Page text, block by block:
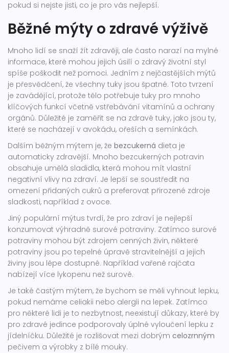
pokud si nejste jisti, co je pro vás nejlepší.
Běžné mýty o zdravé výživě
Mnoho lidí se snaží žít zdravěji, ale často narazí na mylné
informace, které mohou jejich úsilí o zdravý životní styl
spíše poškodit než pomoci. Jedním z nejčastějších mýtů
je přesvědčení, že všechny tuky jsou špatné. Toto tvrzení
je zavádějící, protože tělo potřebuje tuky pro mnoho
klíčových funkcí včetně vstřebávání vitamínů a ochrany
orgánů. Důležité je zaměřit se na zdravé tuky, jako jsou ty,
které se nacházejí v avokádu, ořeších a semínkách.
Dalším běžným mýtem je, že bezcukerná dieta je
automaticky zdravější. Mnoho bezcukerných potravin
obsahuje umělá sladidla, která mohou mít vlastní
negativní vlivy na zdraví. Je lepší se soustředit na
omezení přidaných cukrů a preferovat přirozené zdroje
sladkosti, například z ovoce.
Jiný populární mýtus tvrdí, že pro zdraví je nejlepší
konzumovat výhradně surové potraviny. Zatímco surové
potraviny mohou být zdrojem cenných živin, některé
potraviny jsou po tepelné úpravě stravitelnější a jejich
živiny jsou lépe dostupné. Například vařené rajčata
nabízejí více lykopenu než surové.
Je také častým mýtem, že bychom se měli vyhnout lepku,
pokud nemáme celiakii nebo alergii na lepek. Zatímco
pro některé lidi je to nezbytnost, neexistují důkazy, které by
pro zdravé jedince podporovaly úplné vyloučení lepku z
jídelníčku. Důležité je rozlišovat mezi dobrým celozrnným
pečivem a výrobky z bílé mouky.